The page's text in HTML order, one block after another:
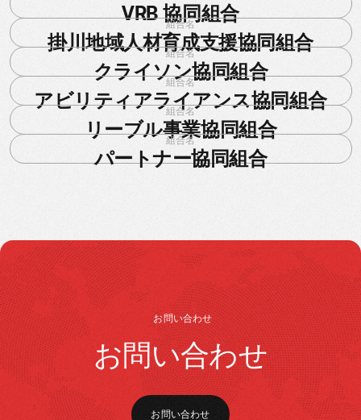
VRB 協同組合
組合名
掛川地域人材育成支援協同組合
組合名
クライソン協同組合
組合名
アビリティアライアンス協同組合
組合名
リーブル事業協同組合
組合名
パートナー協同組合
お問い合わせ
お問い合わせ
お問い合わせ